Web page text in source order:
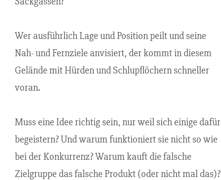
Wer ausführlich Lage und Position peilt und seine
Nah- und Fernziele anvisiert, der kommt in diesem
Gelände mit Hürden und Schlupflöchern schneller
voran.
Muss eine Idee richtig sein, nur weil sich einige dafür
begeistern? Und warum funktioniert sie nicht so wie
bei der Konkurrenz? Warum kauft die falsche
Zielgruppe das falsche Produkt (oder nicht mal das)?